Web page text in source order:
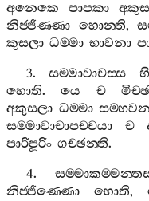
අනෙකෙ
පාපකා
නිජ‍්ජිණ‍්ණා හොන‍්ති,
කුසලා ධම‍්මා භාවනා
3.සම‍්මාවාචස‍්ස
හොති.යෙ ච
අකුසලා ධම‍්මා
සම‍්මාවාචාපච‍්චයා
ච
පාරිපූරිං ගච‍්ඡන‍්ති.
4.
නිජ‍්ජිණ‍්ණො
හොති,